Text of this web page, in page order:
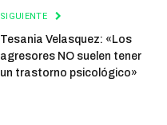
SIGUIENTE
Tesania Velasquez: «Los
agresores NO suelen tener
un trastorno psicológico»